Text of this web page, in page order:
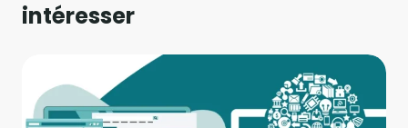
intéresser